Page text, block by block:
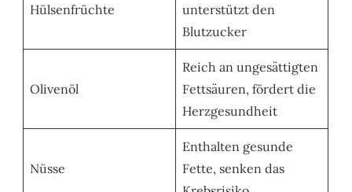
Hülsenfrüchte
unterstützt den
Blutzucker
Olivenöl
Reich an ungesättigten
Fettsäuren, fördert die
Herzgesundheit
Nüsse
Enthalten gesunde
Fette, senken das